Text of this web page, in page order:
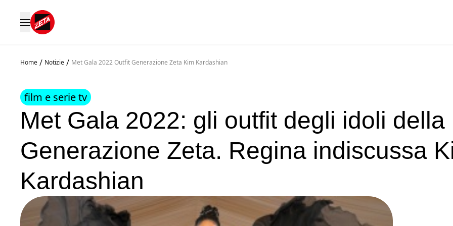
Home / Notizie / Met Gala 2022 Outfit Generazione Zeta Kim Kardashian
film e serie tv
Met Gala 2022: gli outfit degli idoli della
Generazione Zeta. Regina indiscussa
Kardashian